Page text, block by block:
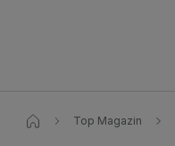
Top Magazin